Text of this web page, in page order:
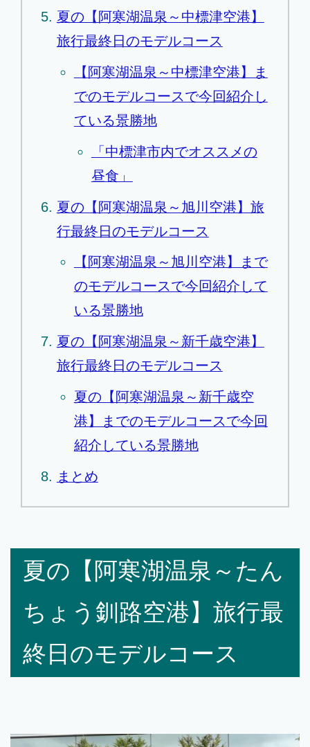
夏の【阿寒湖温泉～中標津空港】
旅行最終日のモデルコース
【阿寒湖温泉～中標津空港】ま
でのモデルコースで今回紹介し
ている景勝地
「中標津市内でオススメの
昼食」
夏の【阿寒湖温泉～旭川空港】旅
行最終日のモデルコース
【阿寒湖温泉～旭川空港】まで
のモデルコースで今回紹介して
いる景勝地
夏の【阿寒湖温泉～新千歳空港】
旅行最終日のモデルコース
夏の【阿寒湖温泉～新千歳空
港】までのモデルコースで今回
紹介している景勝地
まとめ
夏の【阿寒湖温泉～たん
ちょう釧路空港】旅行最
終日のモデルコース